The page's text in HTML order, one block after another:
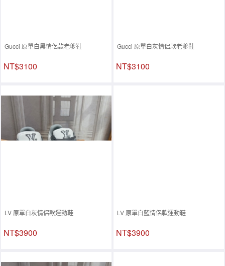
Gucci 原單白黑情侶款老爹鞋
NT$3100
Gucci 原單白灰情侶款老爹鞋
NT$3100
LV 原單白灰情侶款運動鞋
NT$3900
LV 原單白藍情侶款運動鞋
NT$3900